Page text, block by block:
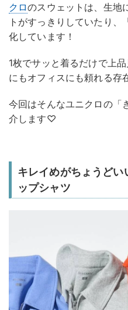
クロのスウェットは、生地
トがすっきりしていたり、
化しています！
1枚でサッと着るだけで上
にもオフィスにも頼れる存
今回はそんなユニクロの「
介します♡
キレイめがちょうど
ップシャツ